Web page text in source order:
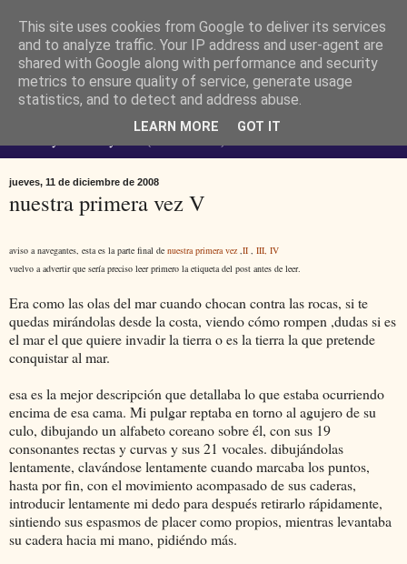
Ferendus K. Resimler -
personal
jueves, 11 de diciembre de 2008
nuestra primera vez V
aviso a navegantes, esta es la parte final de nuestra primera vez II III, IV
vuelvo a advertir que sería preciso leer primero la etiqueta del post antes de leer.
Era como las olas del mar cuando chocan contra las rocas, si te
quedas mirándolas desde la costa, viendo cómo rompen ,dudas si es
el mar el que quiere invadir la tierra o es la tierra la que pretende
conquistar al mar.
esa es la mejor descripción que detallaba lo que estaba ocurriendo
encima de esa cama. Mi pulgar reptaba en torno al agujero de su
culo, dibujando un alfabeto coreano sobre él, con sus 19
consonantes rectas y curvas y sus 21 vocales. dibujándolas
lentamente, clavándose lentamente cuando marcaba los puntos,
hasta por fin, con el movimiento acompasado de sus caderas,
introducir lentamente mi dedo para después retirarlo rápidamente,
sintiendo sus espasmos de placer como propios, mientras levantaba
su cadera hacia mi mano, pidiéndo más.
This site uses cookies from Google to deliver its services
and to analyze traffic. Your IP address and user-agent are
shared with Google along with performance and security
metrics to ensure quality of service, generate usage
statistics, and to detect and address abuse.
LEARN MORE GOT IT